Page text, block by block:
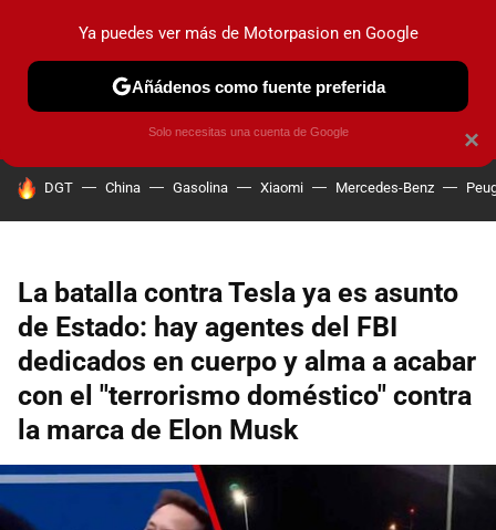
PRUEBAS COCHES ELÉCTRICOS OBSERVATORIO
HOY SE HABLA DE
DGT China Gasolina Xiaomi Mercedes-Benz
La batalla contra Tesla ya es asunto
de Estado: hay agentes del FBI
dedicados en cuerpo y alma a acabar
con el "terrorismo doméstico" contra
la marca de Elon Musk
×
Ya puedes ver más de Motorpasion en Google
Añádenos como fuente preferida
Solo necesitas una cuenta de Google